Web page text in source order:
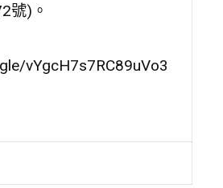
號)。
vYgcH7s7RC89uVo3